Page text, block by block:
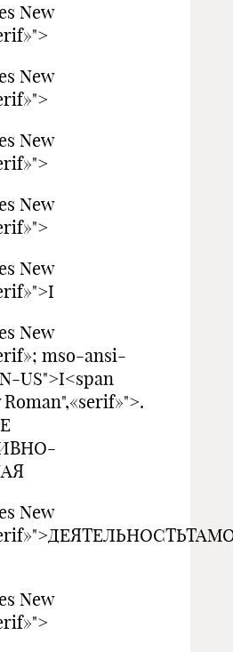
New
New
New
New
New
New
mso-ansi-
US">I<span
New
New